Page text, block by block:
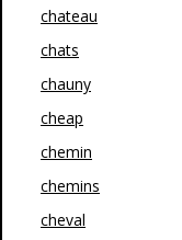
chateau
chats
chauny
cheap
chemin
chemins
cheval